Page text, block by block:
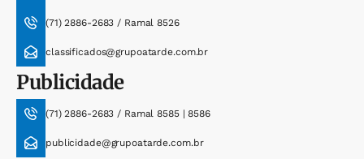
(71) 2886-2683 / Ramal 8526
classificados@grupoatarde.com.br
Publicidade
(71) 2886-2683 / Ramal 8585 | 8586
publicidade@grupoatarde.com.br